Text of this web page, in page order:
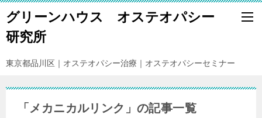
グリーンハウス オステオパシー
研究所
東京都品川区｜オステオパシー治療｜オステオパシーセミナー
「メカニカルリンク」の記事一覧